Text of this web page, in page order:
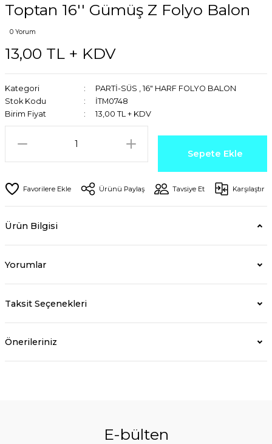
Toptan 16'' Gümüş Z Folyo Balon
0 Yorum
13,00 TL + KDV
Kategori PARTİ-SÜS , 16" HARF FOLYO BALON
Stok Kodu
İTM0748
Birim Fiyat
13,00 TL + KDV
Sepete Ekle
Ürünü Paylaş Tavsiye Et Karşılaştır
Ürün Bilgisi
Yorumlar
Taksit Seçenekleri
Önerileriniz
E-bülten